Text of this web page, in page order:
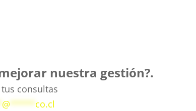
nuestra gestión?.
consultas
@*****co.cl